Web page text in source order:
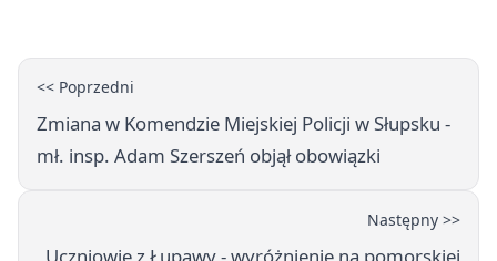
<< Poprzedni
Zmiana w Komendzie Miejskiej Policji w Słupsku -
mł. insp. Adam Szerszeń objął obowiązki
Następny >>